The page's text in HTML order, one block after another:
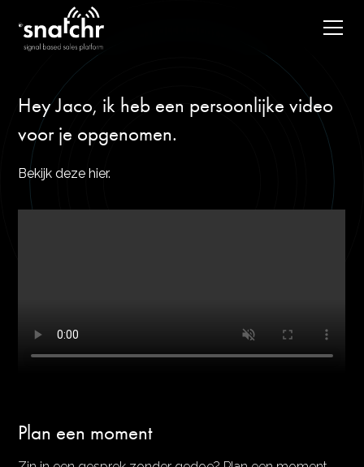
Hey Jaco, ik heb een persoonlijke video
voor je opgenomen.
Bekijk deze hier.
Plan een moment